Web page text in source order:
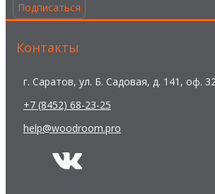
Подписаться
Контакты
г. Саратов, ул. Б. Садовая, д. 141, оф.
+7 (8452) 68-23-25
help@woodroom.pro